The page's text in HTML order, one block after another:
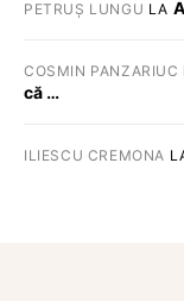
PETRUȘ LUNGU LA
COSMIN PANZARIUC
că …
ILIESCU CREMONA